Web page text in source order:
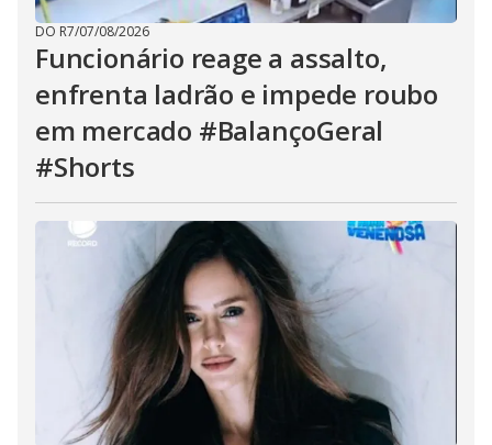
DO R7/07/08/2026
Funcionário reage a assalto,
enfrenta ladrão e impede roubo
em mercado #BalançoGeral
#Shorts